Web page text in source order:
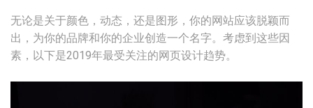
无论是关于颜色，动态，还是图形，你的网站应该脱颖而
出，为你的品牌和你的企业创造一个名字。考虑到这些因
素，以下是2019年最受关注的网页设计趋势。